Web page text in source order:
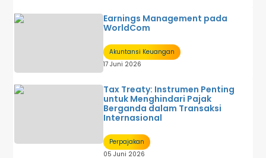
Earnings Management pada
WorldCom
Akuntansi Keuangan
17 Juni 2026
Tax Treaty: Instrumen Penting
untuk Menghindari Pajak
Berganda dalam Transaksi
Internasional
Perpajakan
05 Juni 2026